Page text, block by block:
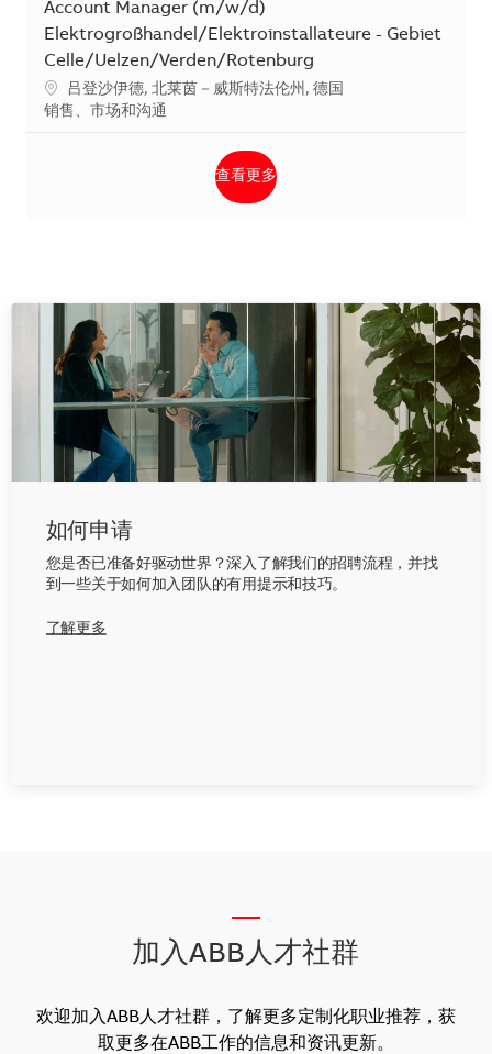
Account Manager (m/w/d)
Elektrogroßhandel/Elektroinstallateure - Gebiet
Celle/Uelzen/Verden/Rotenburg
地点吕登沙伊德, 北莱茵－威斯特法伦州, 德国
类别
销售、市场和沟通
查看更多
如何申请
您是否已准备好驱动世界？深入了解我们的招聘流程，并找
到一些关于如何加入团队的有用提示和技巧。
了解更多
加入ABB人才社群
欢迎加入ABB人才社群，了解更多定制化职业推荐，获
取更多在ABB工作的信息和资讯更新。